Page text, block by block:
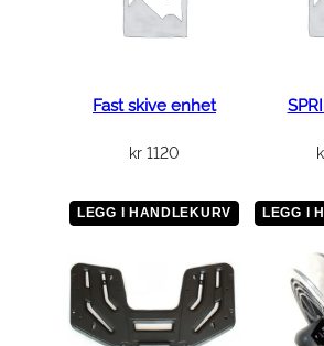
Fast skive enhet
kr 1120
LEGG I HANDLEKURV LEGG I